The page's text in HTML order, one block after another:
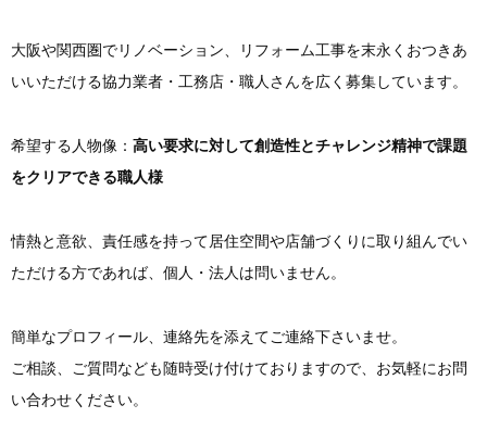
大阪や関西圏でリノベーション、リフォーム工事を末永くおつきあ
いいただける協力業者・工務店・職人さんを広く募集しています。
希望する人物像： 高い要求に対して創造性とチャレンジ精神で課題
をクリアできる職人様
情熱と意欲、責任感を持って居住空間や店舗づくりに取り組んでい
ただける方であれば、個人・法人は問いません。
簡単なプロフィール、連絡先を添えてご連絡下さいませ。
ご相談、ご質問なども随時受け付けておりますので、お気軽にお問
い合わせください。